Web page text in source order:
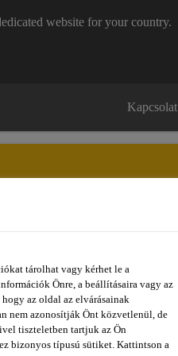
website for your country.
Kapcsolat
FX
tárolhat vagy kérhet le a
Önre, a beállításaira vagy az
az oldal az elvárásainak
nem azonosítják Önt közvetlenül, de
tiszteletben tartjuk az Ön
bizonyos típusú sütiket. Kattintson a